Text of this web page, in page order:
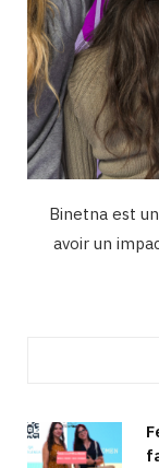
Binetna est
avoir un